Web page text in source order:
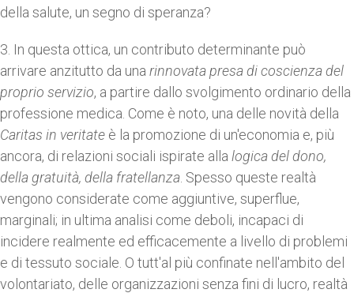
della salute, un segno di speranza?
3. In questa ottica, un contributo determinante può
arrivare anzitutto da una rinnovatapresa di coscienza del
proprio servizio, a partire dallo svolgimento ordinario della
professione medica. Come è noto, una delle novità della
Caritas in veritate è la promozione di un'economia e, più
ancora, di relazioni sociali ispirate alla logica del dono,
della gratuità, della fratellanza . Spesso queste realtà
vengono considerate come aggiuntive, superflue,
marginali; in ultima analisi come deboli, incapaci di
incidere realmente ed efficacemente a livello di problemi
e di tessuto sociale. O tutt'al più confinate nell'ambito del
volontariato, delle organizzazioni senza fini di lucro, realtà